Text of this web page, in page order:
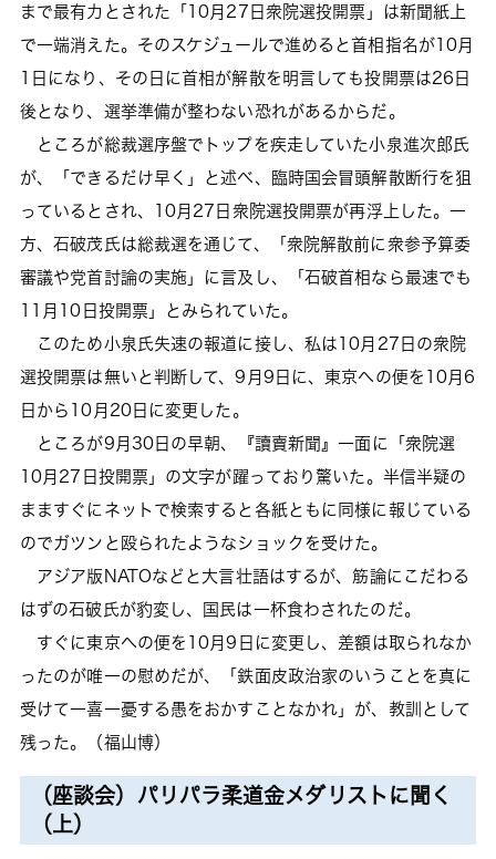
まで最有力とされた「10月27日衆院選投開票」は新聞紙上
で一端消えた。そのスケジュールで進めると首相指名が10月
1日になり、その日に首相が解散を明言しても投開票は26日
後となり、選挙準備が整わない恐れがあるからだ。
ところが総裁選序盤でトップを疾走していた小泉進次郎氏
が、「できるだけ早く」と述べ、臨時国会冒頭解散断行を狙
っているとされ、10月27日衆院選投開票が再浮上した。一
方、石破茂氏は総裁選を通じて、「衆院解散前に衆参予算委
審議や党首討論の実施」に言及し、「石破首相なら最速でも
11月10日投開票」とみられていた。
このため小泉氏失速の報道に接し、私は10月27日の衆院
選投開票は無いと判断して、9月9日に、東京への便を10月6
日から10月20日に変更した。
ところが9月30日の早朝、『讀賣新聞』一面に「衆院選
10月27日投開票」の文字が躍っており驚いた。半信半疑の
まますぐにネットで検索すると各紙ともに同様に報じている
のでガツンと殴られたようなショックを受けた。
アジア版NATOなどと大言壮語はするが、筋論にこだわる
はずの石破氏が豹変し、国民は一杯食わされたのだ。
すぐに東京への便を10月9日に変更し、差額は取られなか
ったのが唯一の慰めだが、「鉄面皮政治家のいうことを真に
受けて一喜一憂する愚をおかすことなかれ」が、教訓として
残った。（福山博）
（座談会）パリパラ柔道金メダリストに聞く
（上）